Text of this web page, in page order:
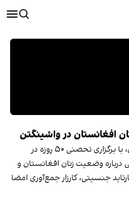
زهرا یگانه، فعال حقوق زنان، با برگزاری تحصنی ۵۰ روزه در
درباره وضعیت زنان افغانستان و
جنسیتی، کارزار جمع‌آوری امضا